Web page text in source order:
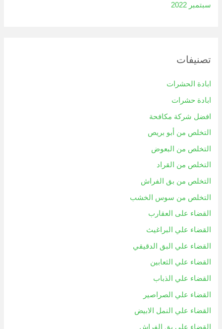
سبتمبر 2022
تصنيفات
ابادة الحشرات
ابادة حشرات
افضل شركة مكافحة
التخلص من أبو بريص
التخلص من البعوض
التخلص من القراد
التخلص من بق الفراش
التخلص من سوس الخشب
القضاء على العقارب
القضاء علي البراغيث
القضاء علي البق الدقيقي
القضاء علي الثعابين
القضاء علي الذباب
القضاء علي الصراصير
القضاء علي النمل الابيض
القضاء علي بق الفراش